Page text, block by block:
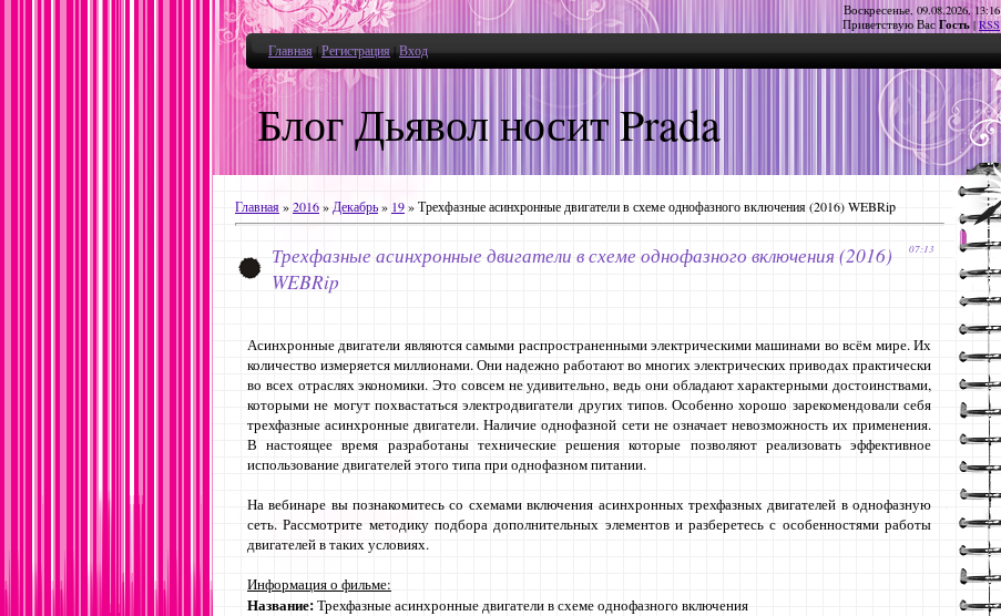
Воскресенье, 09.08.2026, 13:16
Приветствую Вас Гость | RSS
Блог Дьявол носит Prada
Главная|Регистрация|Вход
Главная»2016» Декабрь» 19» Трехфазные асинхронные двигатели в схеме однофазного включения (2016) WEBRip
07:13
Трехфазные асинхронные двигатели в схеме однофазного включения (2016)
WEBRip
Асинхронные двигатели являются самыми распространенными электрическими машинами во всём мире. Их
количество измеряется миллионами. Они надежно работают во многих электрических приводах практически
во всех отраслях экономики. Это совсем не удивительно, ведь они обладают характерными достоинствами,
которыми не могут похвастаться электродвигатели других типов. Особенно хорошо зарекомендовали себя
трехфазные асинхронные двигатели. Наличие однофазной сети не означает невозможность их применения.
В настоящее время разработаны технические решения которые позволяют реализовать эффективное
использование двигателей этого типа при однофазном питании.
На вебинаре вы познакомитесь со схемами включения асинхронных трехфазных двигателей в однофазную
сеть. Рассмотрите методику подбора дополнительных элементов и разберетесь с особенностями работы
двигателей в таких условиях.
Информация о фильме:
Название:Трехфазные асинхронные двигатели в схеме однофазного включения